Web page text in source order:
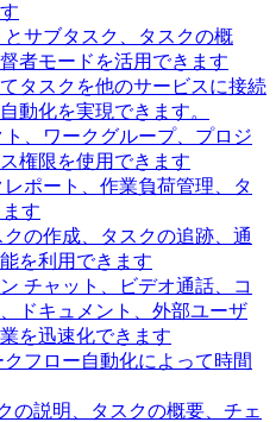
サブタスク、タスクの概
者モードを活用できます
タスクを他のサービスに接続
動化を実現できます。
ト、ワークグループ、プロジ
権限を使用できます
レポート、作業負荷管理、タ
す
の作成、タスクの追跡、通
を利用できます
チャット、ビデオ通話、コ
ドキュメント、外部ユーザ
を迅速化できます
フロー自動化によって時間
の説明、タスクの概要、チェ